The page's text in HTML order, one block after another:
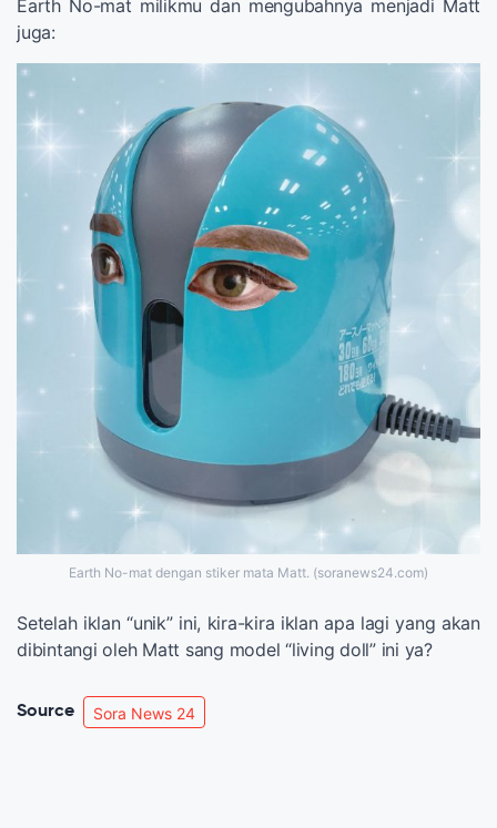
Earth No-mat milikmu dan mengubahnya menjadi Matt
juga:
Earth No-mat dengan stiker mata Matt. (soranews24.com)
Setelah iklan “unik” ini, kira-kira iklan apa lagi yang akan
dibintangi oleh Matt sang model “living doll” ini ya?
Source Sora News 24